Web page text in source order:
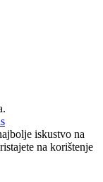
iskustvo na
na korištenje